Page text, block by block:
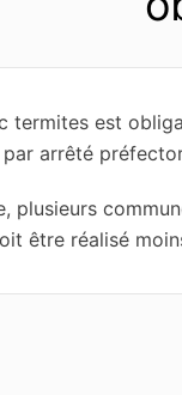
termites est
arrêté
plusieurs
être réalisé